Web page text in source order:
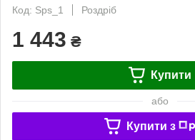
Код: Sps_1
Роздріб
1 443 ₴
Купити
або
Купити з